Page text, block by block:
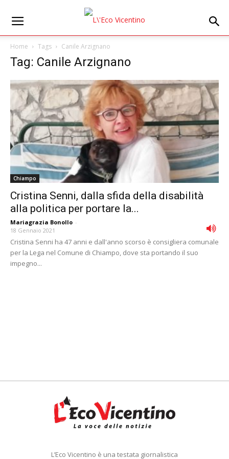
Home Tags Canile Arzignano
Tag: Canile Arzignano
Chiampo
Cristina Senni, dalla sfida della disabilità
alla politica per portare la...
Mariagrazia Bonollo -
18 Gennaio 2021
Cristina Senni ha 47 anni e dall'anno scorso è consigliera comunale
per la Lega nel Comune di Chiampo, dove sta portando il suo
impegno...
L’Eco Vicentino è una testata giornalistica